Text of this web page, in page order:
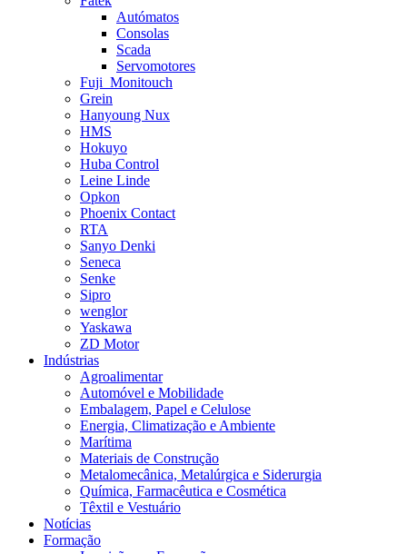
Autómatos
Consolas
Scada
Servomotores
Fuji_Monitouch
Grein
Hanyoung Nux
HMS
Hokuyo
Huba Control
Leine Linde
Opkon
Phoenix Contact
RTA
Sanyo Denki
Seneca
Senke
Sipro
wenglor
Yaskawa
ZD Motor
Indústrias
Agroalimentar
Automóvel e Mobilidade
Embalagem, Papel e Celulose
Energia, Climatização e Ambiente
Marítima
Materiais de Construção
Metalomecânica, Metalúrgica e Siderurgia
Química, Farmacêutica e Cosmética
Têxtil e Vestuário
Notícias
Formação